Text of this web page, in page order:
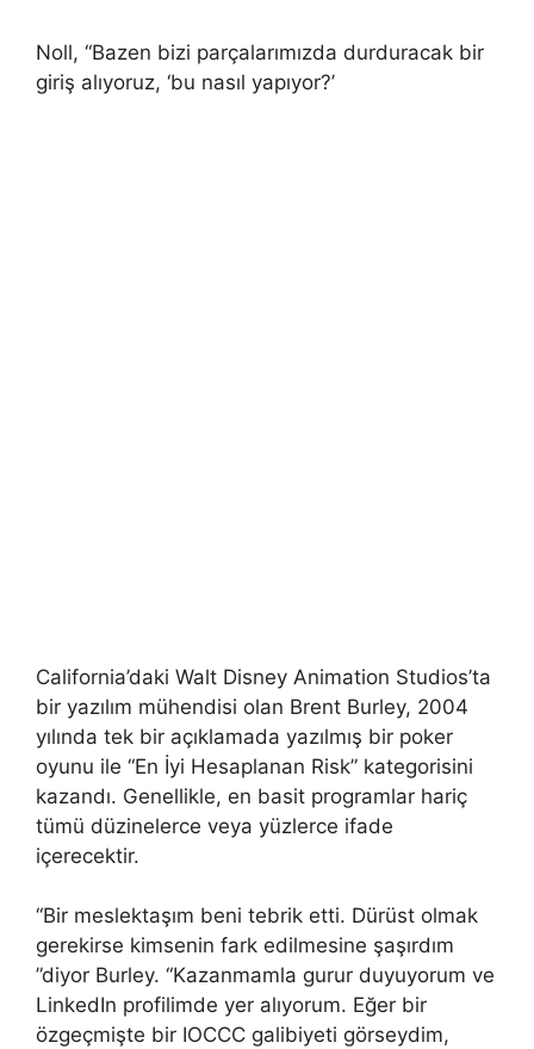
Noll, “Bazen bizi parçalarımızda durduracak bir
giriş alıyoruz, ‘bu nasıl yapıyor?’
California’daki Walt Disney Animation Studios’ta
bir yazılım mühendisi olan Brent Burley, 2004
yılında tek bir açıklamada yazılmış bir poker
oyunu ile “En İyi Hesaplanan Risk” kategorisini
kazandı. Genellikle, en basit programlar hariç
tümü düzinelerce veya yüzlerce ifade
içerecektir.
“Bir meslektaşım beni tebrik etti. Dürüst olmak
gerekirse kimsenin fark edilmesine şaşırdım
”diyor Burley. “Kazanmamla gurur duyuyorum ve
LinkedIn profilimde yer alıyorum. Eğer bir
özgeçmişte bir IOCCC galibiyeti görseydim,